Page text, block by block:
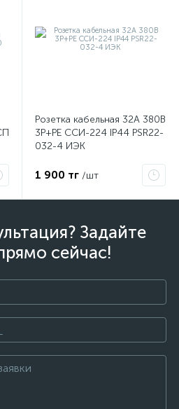
Розетка кабельная 32А 380В
3P+PЕ ССИ-224 IP44 PSR22-
032-4 ИЭК
1 900 тг /шт
Задайте
сейчас!